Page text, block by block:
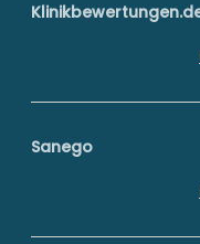
Sanego